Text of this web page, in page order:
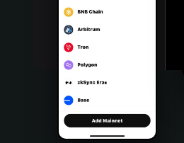
Português (Portugal)
Bahasa Indonesia
Português (Brasil)
Español (Argentina)